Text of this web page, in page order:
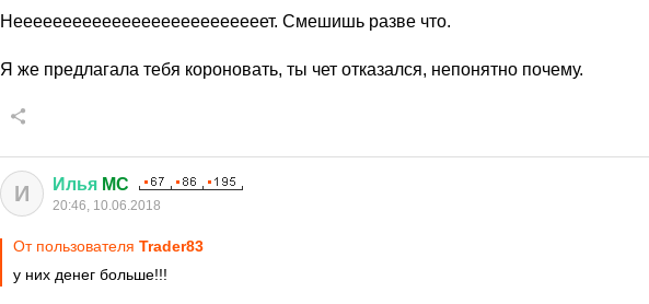
Неееееееееееееееееееееееееет. Смешишь разве что.
Я же предлагала тебя короновать, ты чет отказался, непонятно почему.
И Илья MC
20:46, 10.06.2018
От пользователя Trader83
у них денег больше!!!